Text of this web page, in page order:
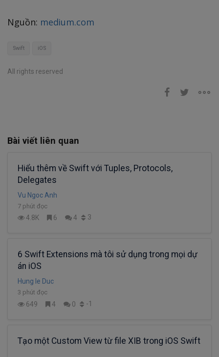
Nguồn: medium.com
Swift iOS
All rights reserved
Bài viết liên quan
Hiểu thêm về Swift với Tuples, Protocols,
Delegates
Vu Ngoc Anh
7 phút đọc
4.8K 6 4 3
6 Swift Extensions mà tôi sử dụng trong mọi dự
án iOS
Hung le Duc
3 phút đọc
649 4 0 -1
Tạo một Custom View từ file XIB trong iOS Swift